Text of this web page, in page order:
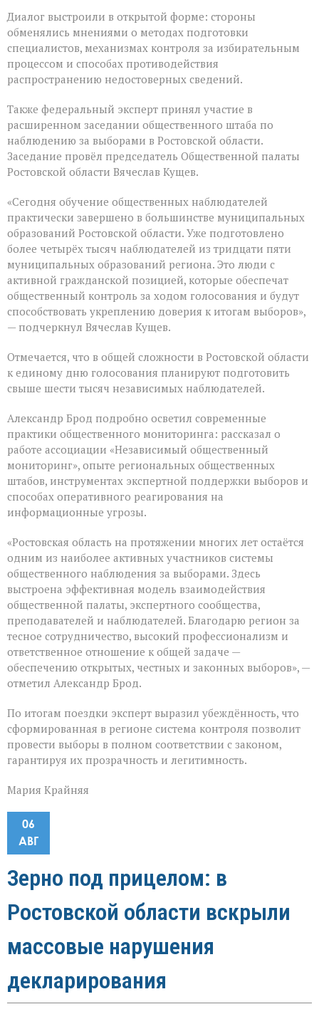
Диалог выстроили в открытой форме: стороны
обменялись мнениями о методах подготовки
специалистов, механизмах контроля за избирательным
процессом и способах противодействия
распространению недостоверных сведений.
Также федеральный эксперт принял участие в
расширенном заседании общественного штаба по
наблюдению за выборами в Ростовской области.
Заседание провёл председатель Общественной палаты
Ростовской области Вячеслав Кущев.
«Сегодня обучение общественных наблюдателей
практически завершено в большинстве муниципальных
образований Ростовской области. Уже подготовлено
более четырёх тысяч наблюдателей из тридцати пяти
муниципальных образований региона. Это люди с
активной гражданской позицией, которые обеспечат
общественный контроль за ходом голосования и будут
способствовать укреплению доверия к итогам выборов»,
— подчеркнул Вячеслав Кущев.
Отмечается, что в общей сложности в Ростовской области
к единому дню голосования планируют подготовить
свыше шести тысяч независимых наблюдателей.
Александр Брод подробно осветил современные
практики общественного мониторинга: рассказал о
работе ассоциации «Независимый общественный
мониторинг», опыте региональных общественных
штабов, инструментах экспертной поддержки выборов и
способах оперативного реагирования на
информационные угрозы.
«Ростовская область на протяжении многих лет остаётся
одним из наиболее активных участников системы
общественного наблюдения за выборами. Здесь
выстроена эффективная модель взаимодействия
общественной палаты, экспертного сообщества,
преподавателей и наблюдателей. Благодарю регион за
тесное сотрудничество, высокий профессионализм и
ответственное отношение к общей задаче —
обеспечению открытых, честных и законных выборов», —
отметил Александр Брод.
По итогам поездки эксперт выразил убеждённость, что
сформированная в регионе система контроля позволит
провести выборы в полном соответствии с законом,
гарантируя их прозрачность и легитимность.
Мария Крайняя
06
АВГ
Зерно под прицелом: в
Ростовской области вскрыли
массовые нарушения
декларирования